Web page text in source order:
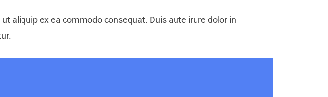
aliquip ex ea commodo consequat. Duis aute irure dolor in